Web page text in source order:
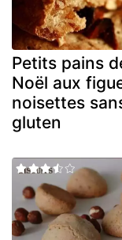
Petits pains
Noël aux
noisettes
gluten